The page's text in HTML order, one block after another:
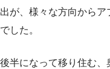
出が、様々な方向から
でした。
後半になって移り住む